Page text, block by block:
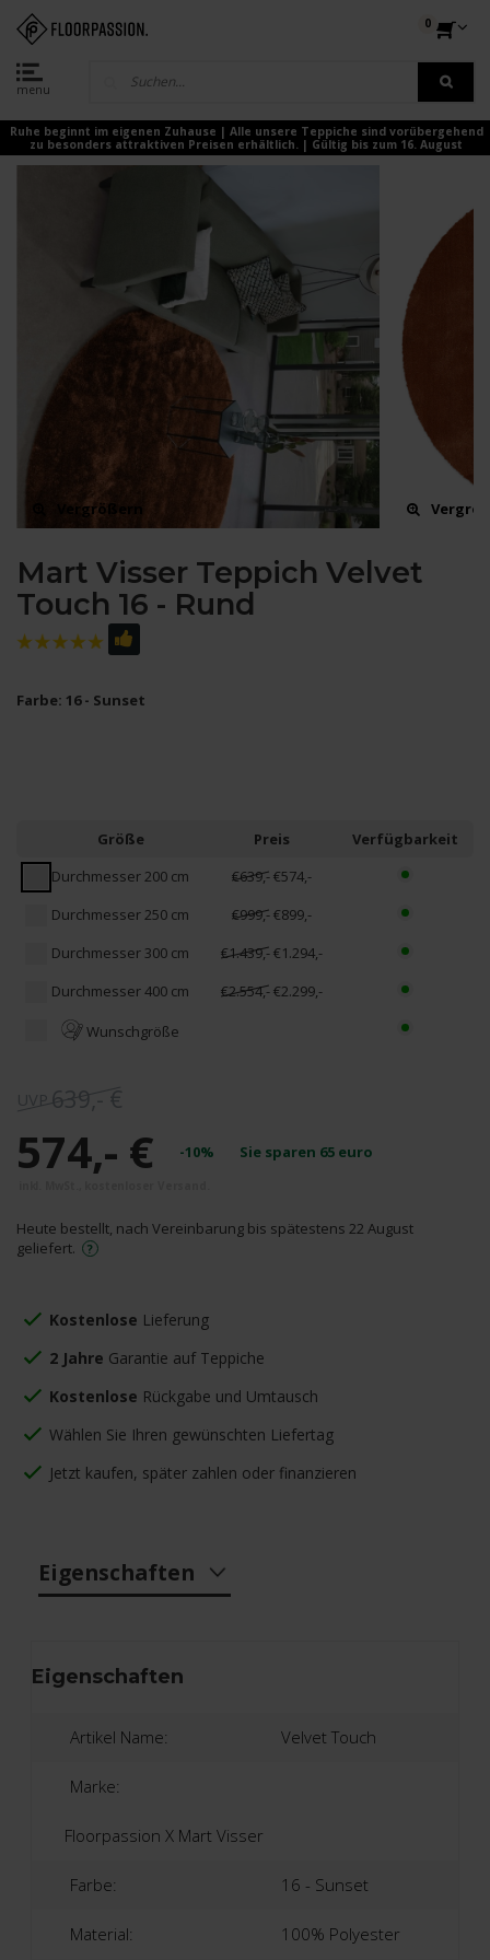
menu
0
Ruhe beginnt im eigenen Zuhause | Alle unsere Teppiche sind vorübergehend
zu besonders attraktiven Preisen erhältlich. | Gültig bis zum 16. August
Vergrößern
Mart Visser Teppich Velvet
Touch 16 - Rund
Farbe: 16 - Sunset
Größe Preis
Verfügbarkeit
Durchmesser 200 cm
€639,-€574,-
Durchmesser 250 cm
€999,-€899,-
Durchmesser 300 cm
€1.439,-€1.294,-
Durchmesser 400 cm
€2.554,-€2.299,-
Wunschgröße
639,- €
574,- € -10% Sie sparen 65 euro
Heute bestellt, nach Vereinbarung bis spätestens 22 August
geliefert.
Kostenlose Lieferung
2 Jahre Garantie auf Teppiche
Kostenlose Rückgabe und Umtausch
Wählen Sie Ihren gewünschten Liefertag
Jetzt kaufen, später zahlen oder finanzieren
Eigenschaften
Eigenschaften
Artikel Name: Velvet Touch
Marke:
Floorpassion X Mart Visser
Farbe: 16 - Sunset
Material: 100% Polyester